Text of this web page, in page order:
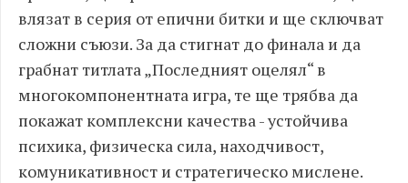
влязат в серия от епични битки и ще сключват
сложни съюзи. За да стигнат до финала и да
грабнат титлата „Последният оцелял“ в
многокомпонентната игра, те ще трябва да
покажат комплексни качества - устойчива
психика, физическа сила, находчивост,
комуникативност и стратегическо мислене.